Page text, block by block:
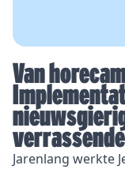
Van
Jarenlang werkte